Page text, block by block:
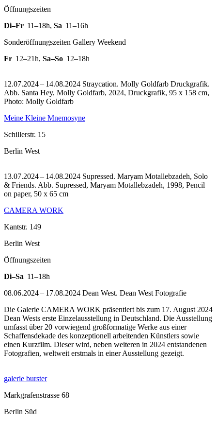
Öffnungszeiten
Di–Fr 11–18h, Sa 11–16h
Sonderöffnungszeiten Gallery Weekend
Fr 12–21h, Sa–So 12–18h
12.07.2024 – 14.08.2024 Straycation. Molly Goldfarb Druckgrafik.
Abb. Santa Hey, Molly Goldfarb, 2024, Druckgrafik, 95 x 158 cm,
Photo: Molly Goldfarb
Meine Kleine Mnemosyne
Schillerstr. 15
Berlin West
13.07.2024 – 14.08.2024 Supressed. Maryam Motallebzadeh, Solo
& Friends. Abb. Supressed, Maryam Motallebzadeh, 1998, Pencil
on paper, 50 x 65 cm
CAMERA WORK
Kantstr. 149
Berlin West
Öffnungszeiten
Di–Sa 11–18h
08.06.2024 – 17.08.2024 Dean West. Dean West Fotografie
Die Galerie CAMERA WORK präsentiert bis zum 17. August 2024
Dean Wests erste Einzelausstellung in Deutschland. Die Ausstellung
umfasst über 20 vorwiegend großformatige Werke aus einer
Schaffensdekade des konzeptionell arbeitenden Künstlers sowie
einen Kurzfilm. Dieser wird, neben weiteren in 2024 entstandenen
Fotografien, weltweit erstmals in einer Ausstellung gezeigt.
galerie burster
Markgrafenstrasse 68
Berlin Süd